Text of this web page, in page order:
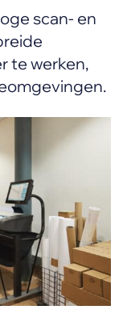
scan- en
te werken,